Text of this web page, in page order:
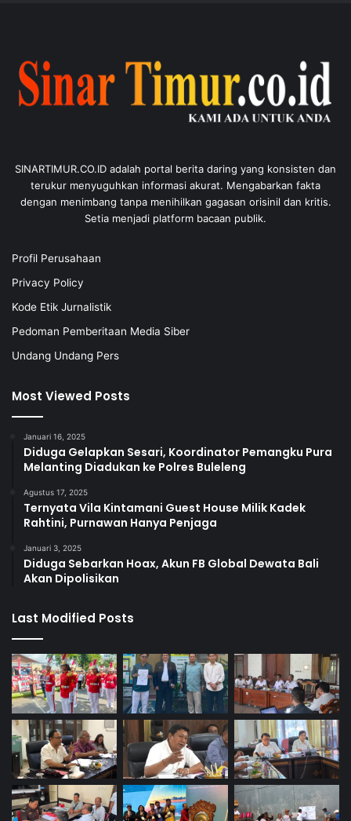
SINARTIMUR.CO.ID adalah portal berita daring yang konsisten dan
terukur menyuguhkan informasi akurat. Mengabarkan fakta
dengan menimbang tanpa menihilkan gagasan orisinil dan kritis.
Setia menjadi platform bacaan publik.
Profil Perusahaan
Privacy Policy
Kode Etik Jurnalistik
Pedoman Pemberitaan Media Siber
Undang Undang Pers
Most Viewed Posts
Januari 16, 2025
Diduga Gelapkan Sesari, Koordinator Pemangku Pura
Melanting Diadukan ke Polres Buleleng
Agustus 17, 2025
Ternyata Vila Kintamani Guest House Milik Kadek
Rahtini, Purnawan Hanya Penjaga
Januari 3, 2025
Diduga Sebarkan Hoax, Akun FB Global Dewata Bali
Akan Dipolisikan
Last Modified Posts